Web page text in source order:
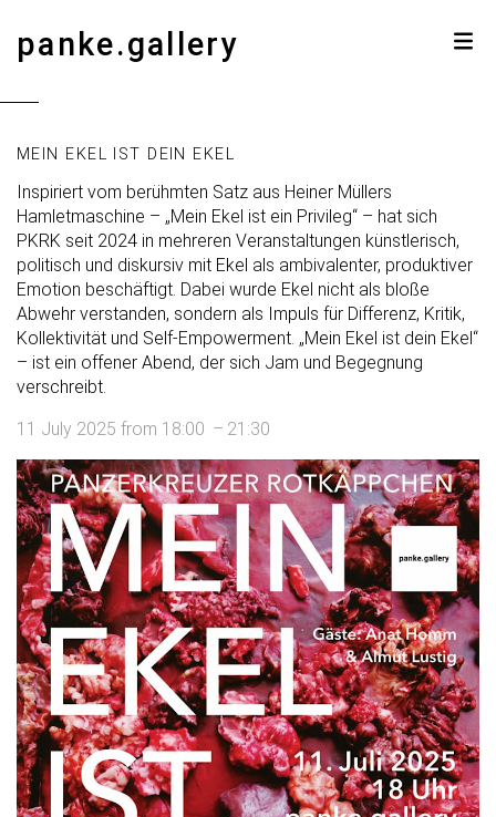
panke.gallery
MEIN EKEL IST DEIN EKEL
Inspiriert vom berühmten Satz aus Heiner Müllers
Hamletmaschine – „Mein Ekel ist ein Privileg“ – hat sich
PKRK seit 2024 in mehreren Veranstaltungen künstlerisch,
politisch und diskursiv mit Ekel als ambivalenter, produktiver
Emotion beschäftigt. Dabei wurde Ekel nicht als bloße
Abwehr verstanden, sondern als Impuls für Differenz, Kritik,
Kollektivität und Self-Empowerment. „Mein Ekel ist dein Ekel“
– ist ein offener Abend, der sich Jam und Begegnung
verschreibt.
11 July 2025 from 18:00 – 21:30